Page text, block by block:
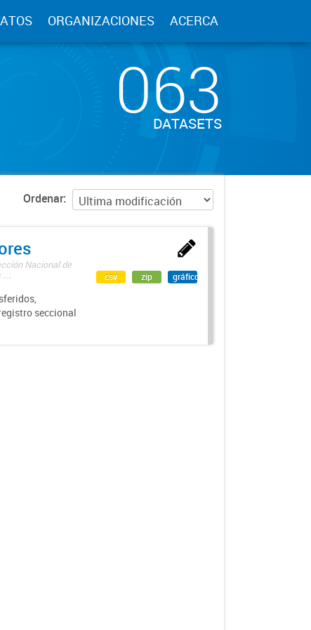
ORGANIZACIONES ACERCA
063
DATASETS
Ordenar
Nacional de
...
seccional
csv zip gráfico